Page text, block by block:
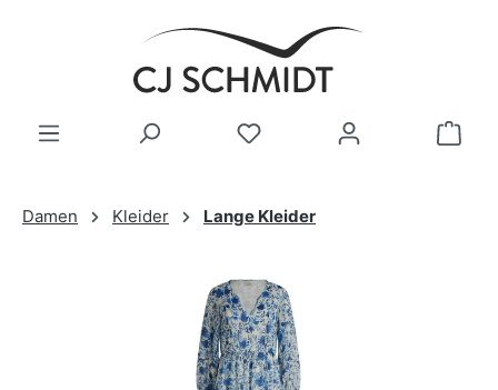
Zum Hauptinhalt springen
Damen Kleider Lange Kleider
Bildergalerie überspringen